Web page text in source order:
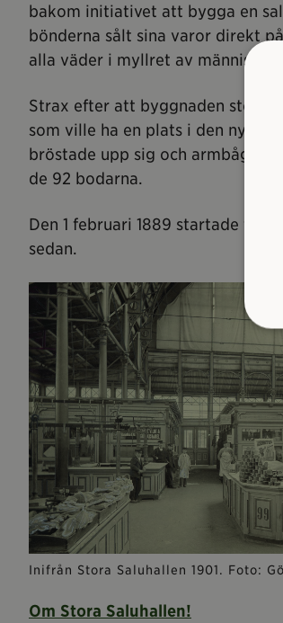
bakom initiativet att bygga en
bönderna sålt sina varor direkt
alla väder i myllret av människor
Strax efter att byggnaden stod
som ville ha en plats i den nya
bröstade upp sig och
de 92 bodarna.
Den 1 februari 1889 startade
sedan.
Inifrån Stora Saluhallen 1901. Foto:
Om Stora Saluhallen!